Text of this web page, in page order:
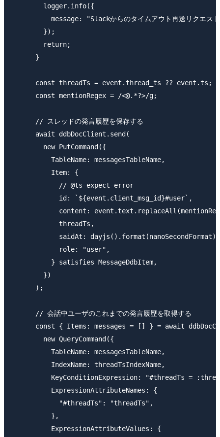
        logger.info({
message: "Slackからのタイムアウト再送リクエス
        });
        return;
      }
      const threadTs = event.thread_ts ?? event.ts;
      const mentionRegex = /<@.*?>/g;
      // スレッドの発言履歴を保存する
      await ddbDocClient.send(
        new PutCommand({
          TableName: messagesTableName,
          Item: {
            // @ts-expect-error
            id: `${event.client_msg_id}#user`,
content:
            threadTs,
            saidAt: dayjs().format(nanoSecondFormat),
            role: "user",
          } satisfies MessageDdbItem,
        })
      );
      // 会話中ユーザのこれまでの発言履歴を取得する
const { Items: messages = [] } = await
        new QueryCommand({
          TableName: messagesTableName,
          IndexName: threadTsIndexName,
KeyConditionExpression: "#threadTs =
          ExpressionAttributeNames: {
            "#threadTs": "threadTs",
          },
          ExpressionAttributeValues: {